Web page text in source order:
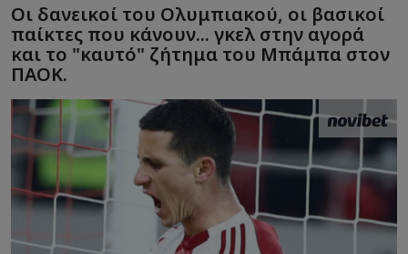
Οι δανεικοί του Ολυμπιακού, οι βασικοί
παίκτες που κάνουν... γκελ στην αγορά
και το "καυτό" ζήτημα του Μπάμπα στον
ΠΑΟΚ.